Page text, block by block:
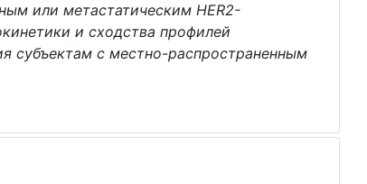
или метастатическим HER2-
и сходства профилей
субъектам с местно-распространенным